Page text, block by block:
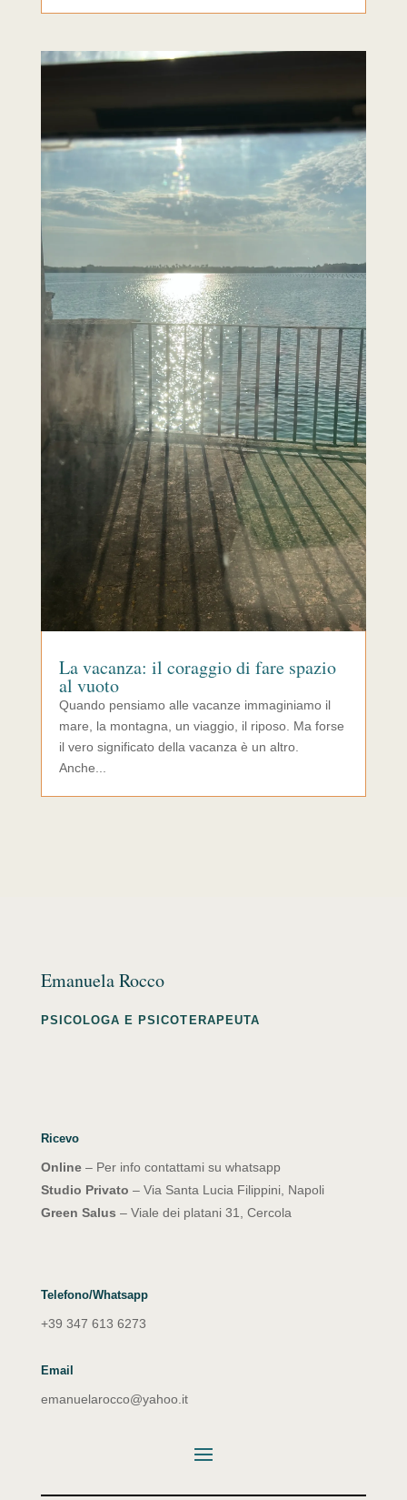
La vacanza: il coraggio di fare spazio
al vuoto
Quando pensiamo alle vacanze immaginiamo il
mare, la montagna, un viaggio, il riposo. Ma forse
il vero significato della vacanza è un altro.
Anche...
Emanuela Rocco
PSICOLOGA E PSICOTERAPEUTA
Ricevo
Online– Per info contattami su whatsapp
Studio Privato – Via Santa Lucia Filippini, Napoli
Green Salus – Viale dei platani 31, Cercola
Telefono/Whatsapp
+39 347 613 6273
Email
emanuelarocco@yahoo.it